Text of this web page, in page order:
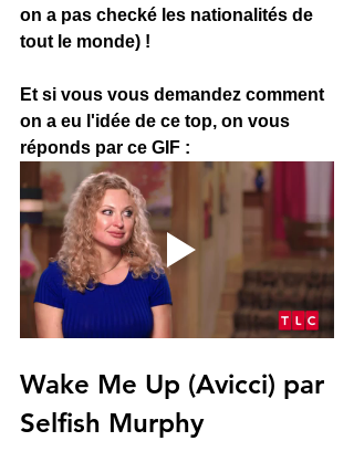
on a pas checké les nationalités de
tout le monde) !
Et si vous vous demandez comment
on a eu l'idée de ce top, on vous
réponds par ce GIF :
Wake Me Up (Avicci) par
Selfish Murphy